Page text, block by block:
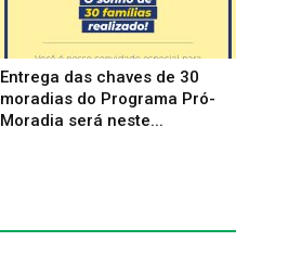
Entrega das chaves de 30
moradias do Programa Pró-
Moradia será neste...